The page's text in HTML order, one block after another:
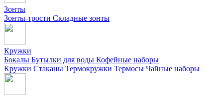
Зонты
Зонты-трости Складные зонты
Кружки
Бокалы Бутылки для воды Кофейные наборы
Кружки Стаканы Термокружки Термосы Чайные наборы